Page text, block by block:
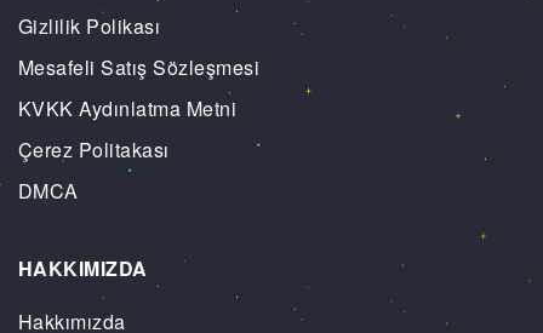
Gizlilik Polikası
Mesafeli Satış Sözleşmesi
KVKK Aydınlatma Metni
Çerez Politakası
DMCA
HAKKIMIZDA
Hakkımızda